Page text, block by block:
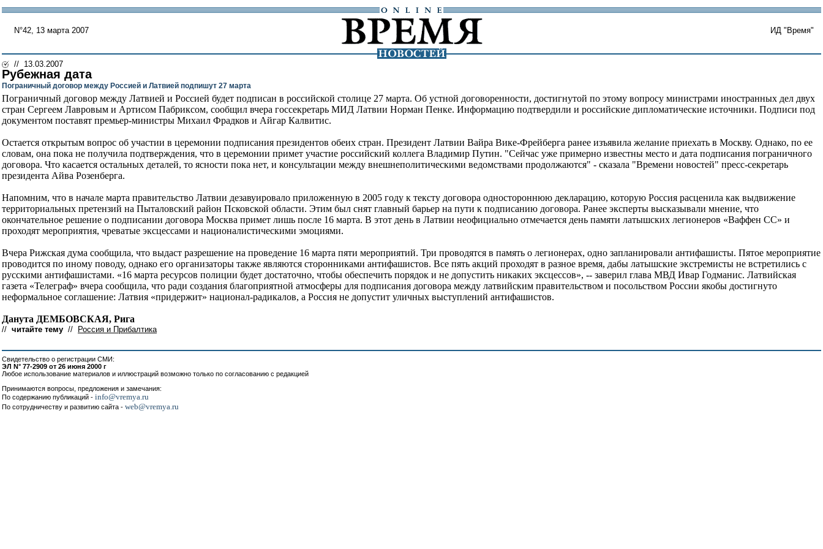
N°42, 13 марта 2007 ИД "Время"
// 13.03.2007
Рубежная дата
Пограничный договор между Россией и Латвией подпишут 27 марта
Пограничный договор между Латвией и Россией будет подписан в российской столице 27 марта. Об устной договоренности, достигнутой по этому вопросу министрами иностранных дел двух
стран Сергеем Лавровым и Артисом Пабриксом, сообщил вчера госсекретарь МИД Латвии Норман Пенке. Информацию подтвердили и российские дипломатические источники. Подписи под
документом поставят премьер-министры Михаил Фрадков и Айгар Калвитис.
Остается открытым вопрос об участии в церемонии подписания президентов обеих стран. Президент Латвии Вайра Вике-Фрейберга ранее изъявила желание приехать в Москву. Однако, по ее
словам, она пока не получила подтверждения, что в церемонии примет участие российский коллега Владимир Путин. "Сейчас уже примерно известны место и дата подписания пограничного
договора. Что касается остальных деталей, то ясности пока нет, и консультации между внешнеполитическими ведомствами продолжаются" - сказала "Времени новостей" пресс-секретарь
президента Айва Розенберга.
Напомним, что в начале марта правительство Латвии дезавуировало приложенную в 2005 году к тексту договора одностороннюю декларацию, которую Россия расценила как выдвижение
территориальных претензий на Пыталовский район Псковской области. Этим был снят главный барьер на пути к подписанию договора. Ранее эксперты высказывали мнение, что
окончательное решение о подписании договора Москва примет лишь после 16 марта. В этот день в Латвии неофициально отмечается день памяти латышских легионеров «Ваффен СС» и
проходят мероприятия, чреватые эксцессами и националистическими эмоциями.
Вчера Рижская дума сообщила, что выдаст разрешение на проведение 16 марта пяти мероприятий. Три проводятся в память о легионерах, одно запланировали антифашисты. Пятое мероприятие
проводится по иному поводу, однако его организаторы также являются сторонниками антифашистов. Все пять акций проходят в разное время, дабы латышские экстремисты не встретились с
русскими антифашистами. «16 марта ресурсов полиции будет достаточно, чтобы обеспечить порядок и не допустить никаких эксцессов», -- заверил глава МВД Ивар Годманис. Латвийская
газета «Телеграф» вчера сообщила, что ради создания благоприятной атмосферы для подписания договора между латвийским правительством и посольством России якобы достигнуто
неформальное соглашение: Латвия «придержит» национал-радикалов, а Россия не допустит уличных выступлений антифашистов.
Данута ДЕМБОВСКАЯ, Рига
// читайте тему // Россия и Прибалтика
Свидетельство о регистрации СМИ:
ЭЛ N° 77-2909 от 26 июня 2000 г
Любое использование материалов и иллюстраций возможно только по согласованию с редакцией
Принимаются вопросы, предложения и замечания:
По содержанию публикаций - info@vremya.ru
По сотрудничеству и развитию сайта - web@vremya.ru